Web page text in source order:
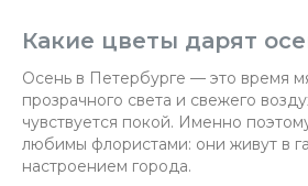
Какие цветы дарят
Осень в Петербурге — это время
прозрачного света и свежего
чувствуется покой. Именно
любимы флористами: они живут в
настроением города.